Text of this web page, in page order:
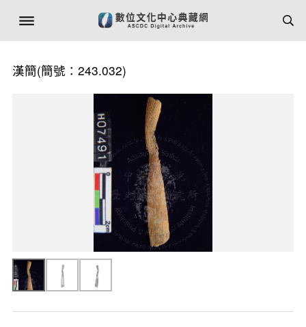
漢簡(簡號：243.032)